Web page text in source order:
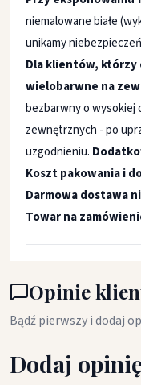
niemalowane białe
unikamy
Dla klientów, którzy
wielobarwne na
bezbarwny o wysokiej
zewnętrznych - po
uzgodnieniu.
Koszt pakowania i
Darmowa dostawa
Towar na
Opinie
Bądź pierwszy i dodaj
Dodaj